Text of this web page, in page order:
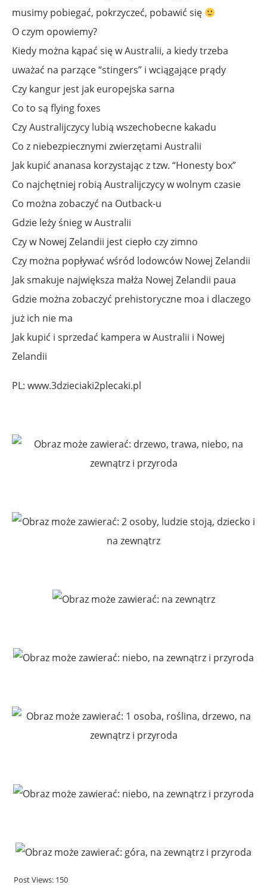
musimy pobiegać, pokrzyczeć, pobawić się
O czym opowiemy?
Kiedy można kąpać się w Australii, a kiedy trzeba
uważać na parzące “stingers” i wciągające prądy
Czy kangur jest jak europejska sarna
Co to są flying foxes
Czy Australijczycy lubią wszechobecne kakadu
Co z niebezpiecznymi zwierzętami Australii
Jak kupić ananasa korzystając z tzw. “Honesty box”
Co najchętniej robią Australijczycy w wolnym czasie
Co można zobaczyć na Outback-u
Gdzie leży śnieg w Australii
Czy w Nowej Zelandii jest ciepło czy zimno
Czy można popływać wśród lodowców Nowej Zelandii
Jak smakuje największa małża Nowej Zelandii paua
Gdzie można zobaczyć prehistoryczne moa i dlaczego
już ich nie ma
Jak kupić i sprzedać kampera w Australii i Nowej
Zelandii
PL: www.3dzieciaki2plecaki.pl
Post Views: 150